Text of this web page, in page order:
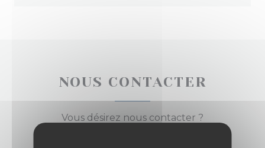
NOUS CONTACTER
Vous désirez nous contacter ?